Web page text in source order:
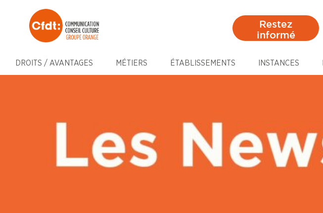
Restez
informé
DROITS / AVANTAGES MÉTIERS ÉTABLISSEMENTS INSTANCES